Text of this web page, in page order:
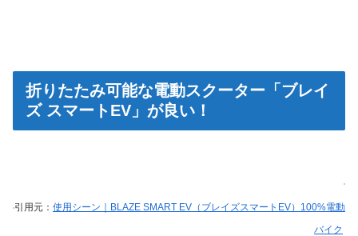
折りたたみ可能な電動スクーター「ブレイ
ズ スマートEV」が良い！
引用元： 使用シーン｜BLAZE SMART EV（ブレイズスマートEV）100%電動
バイク